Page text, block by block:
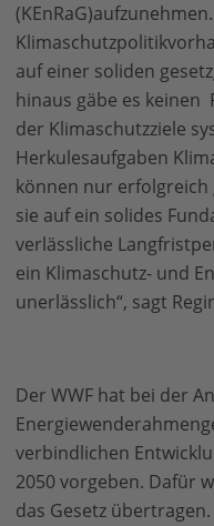
auf einer soliden
hinaus gäbe es keinen
der Klimaschutzziele
Herkulesaufgaben
können nur
sie auf ein solides
verlässliche
ein Klimaschutz- und
unerlässlich“, sagt
Der WWF hat bei der
verbindlichen
2050 vorgeben. Dafür
das Gesetz